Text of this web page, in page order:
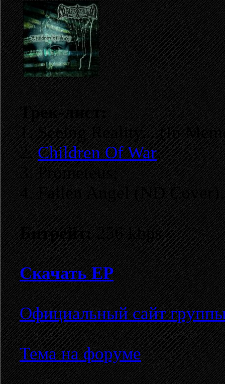
Трек-лист:
1. Seeing Reality... (In
2.Children Of War;
3. Prometeus;
4. Fallen Angel (ND Cover).
Битрейт:256 kbps
Скачать EP
Официальный сайт
Тема на форуме